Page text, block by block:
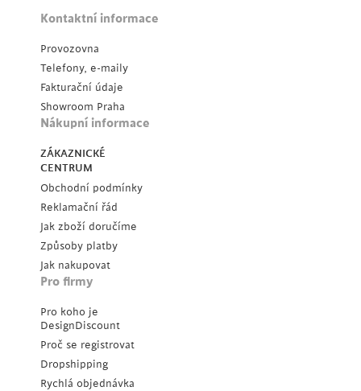
Kontaktní informace
Provozovna
Telefony, e-maily
Fakturační údaje
Showroom Praha
Nákupní informace
ZÁKAZNICKÉ
CENTRUM
Obchodní podmínky
Reklamační řád
Jak zboží doručíme
Způsoby platby
Jak nakupovat
Pro firmy
Pro koho je
DesignDiscount
Proč se registrovat
Dropshipping
Rychlá objednávka